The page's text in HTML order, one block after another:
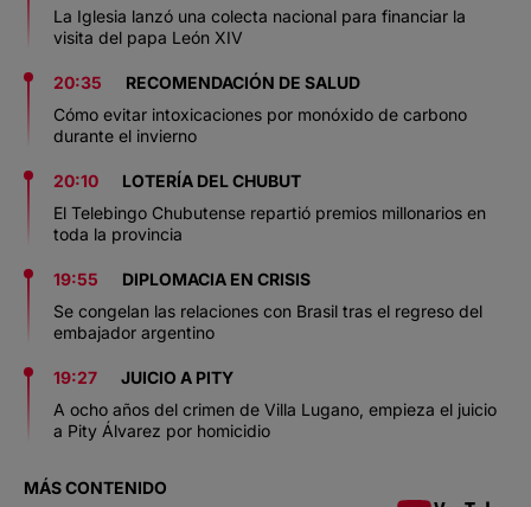
La Iglesia lanzó una colecta nacional para financiar la
visita del papa León XIV
20:35
RECOMENDACIÓN DE SALUD
Cómo evitar intoxicaciones por monóxido de carbono
durante el invierno
20:10
LOTERÍA DEL CHUBUT
El Telebingo Chubutense repartió premios millonarios en
toda la provincia
19:55
DIPLOMACIA EN CRISIS
Se congelan las relaciones con Brasil tras el regreso del
embajador argentino
19:27
JUICIO A PITY
A ocho años del crimen de Villa Lugano, empieza el juicio
a Pity Álvarez por homicidio
MÁS CONTENIDO